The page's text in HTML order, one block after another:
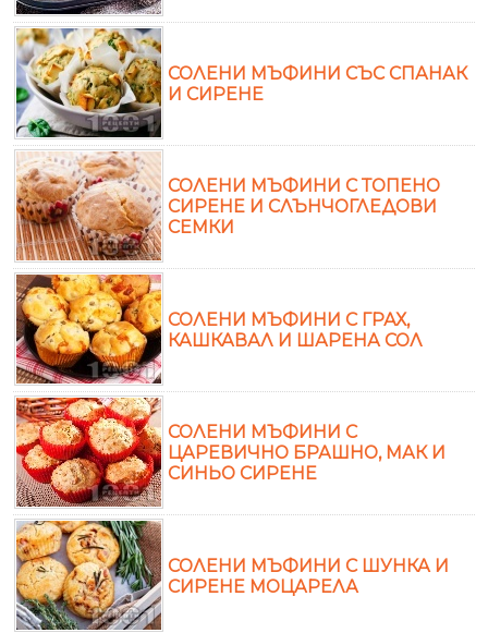
СОЛЕНИ МЪФИНИ СЪС СПАНАК
И СИРЕНЕ
СОЛЕНИ МЪФИНИ С ТОПЕНО
СИРЕНЕ И СЛЪНЧОГЛЕДОВИ
СЕМКИ
СОЛЕНИ МЪФИНИ С ГРАХ,
КАШКАВАЛ И ШАРЕНА СОЛ
СОЛЕНИ МЪФИНИ С
ЦАРЕВИЧНО БРАШНО, МАК И
СИНЬО СИРЕНЕ
СОЛЕНИ МЪФИНИ С ШУНКА И
СИРЕНЕ МОЦАРЕЛА